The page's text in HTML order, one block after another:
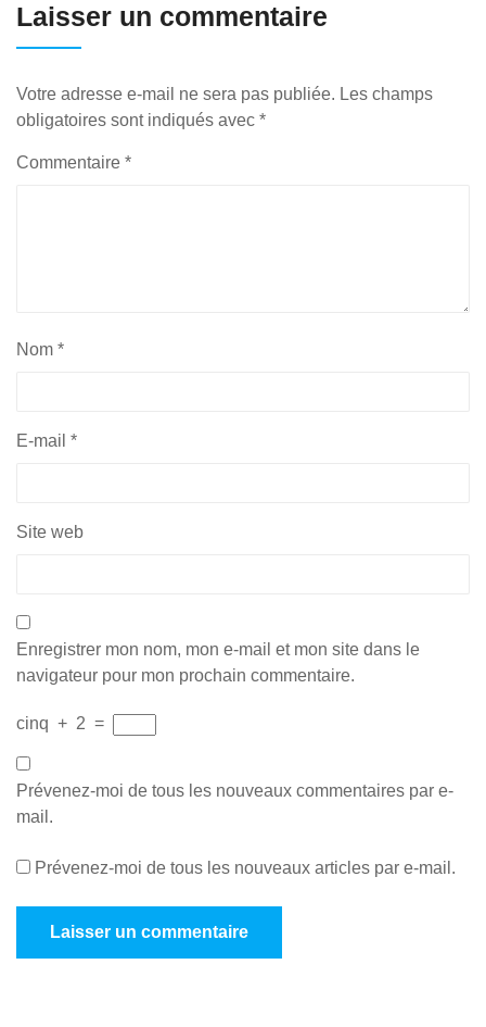
Laisser un commentaire
Votre adresse e-mail ne sera pas publiée. Les champs
obligatoires sont indiqués avec *
Commentaire *
Nom *
E-mail *
Site web
Enregistrer mon nom, mon e-mail et mon site dans le
navigateur pour mon prochain commentaire.
cinq + 2 =
Prévenez-moi de tous les nouveaux commentaires par e-
mail.
Prévenez-moi de tous les nouveaux articles par e-mail.